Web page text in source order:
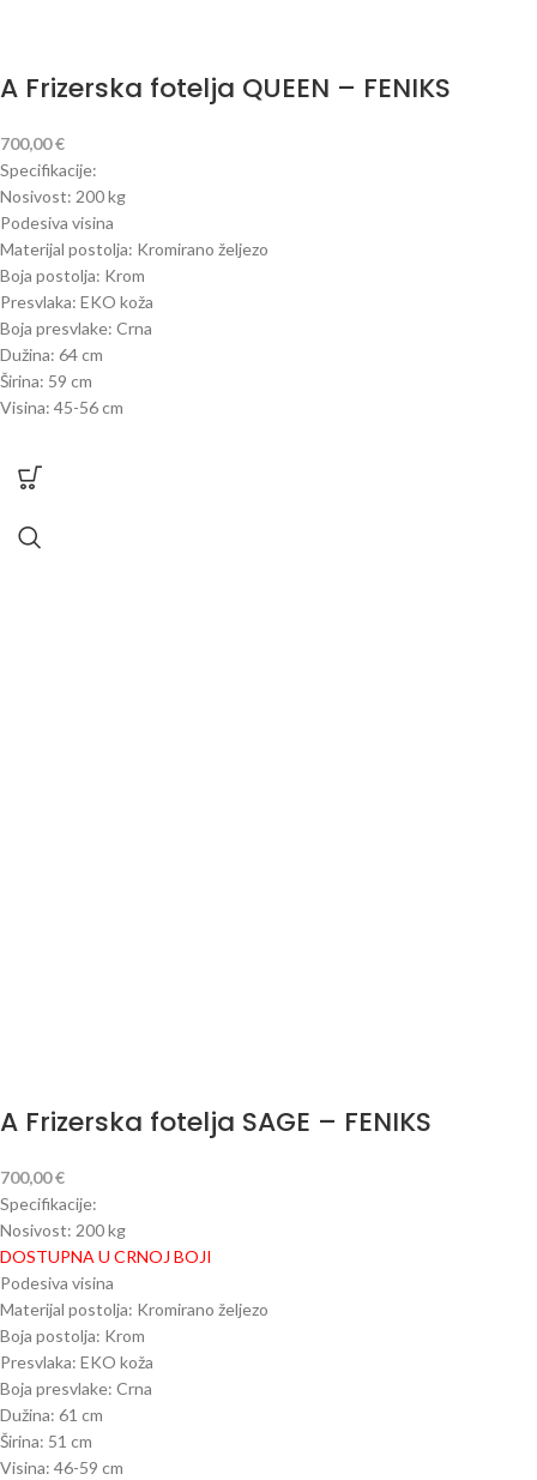
A Frizerska fotelja QUEEN – FENIKS
700,00€
Specifikacije:
Nosivost: 200 kg
Podesiva visina
Materijal postolja: Kromirano željezo
Boja postolja: Krom
Presvlaka: EKO koža
Boja presvlake: Crna
Dužina: 64 cm
Širina: 59 cm
Visina: 45-56 cm
A Frizerska fotelja SAGE – FENIKS
700,00€
Specifikacije:
Nosivost: 200 kg
DOSTUPNA U CRNOJ BOJI
Podesiva visina
Materijal postolja: Kromirano željezo
Boja postolja: Krom
Presvlaka: EKO koža
Boja presvlake: Crna
Dužina: 61 cm
Širina: 51 cm
Visina: 46-59 cm